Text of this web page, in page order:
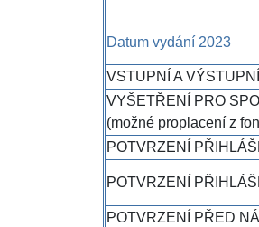
Datum vydání 2023
VSTUPNÍ A
VYŠETŘENÍ PRO
(možné proplacení z
POTVRZENÍ
POTVRZENÍ
POTVRZENÍ PŘED